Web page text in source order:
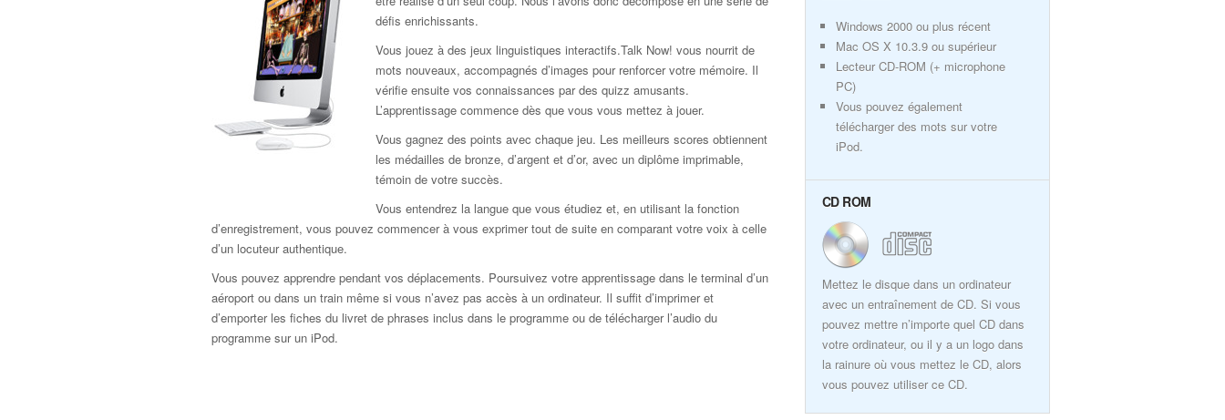
défis enrichissants.
Vous jouez à des jeux linguistiques interactifs.Talk Now! vous nourrit de
mots nouveaux, accompagnés d’images pour renforcer votre mémoire. Il
vérifie ensuite vos connaissances par des quizz amusants.
L’apprentissage commence dès que vous vous mettez à jouer.
Vous gagnez des points avec chaque jeu. Les meilleurs scores obtiennent
les médailles de bronze, d’argent et d’or, avec un diplôme imprimable,
témoin de votre succès.
Vous entendrez la langue que vous étudiez et, en utilisant la fonction
d’enregistrement, vous pouvez commencer à vous exprimer tout de suite en comparant votre voix à celle
d’un locuteur authentique.
Vous pouvez apprendre pendant vos déplacements. Poursuivez votre apprentissage dans le terminal d’un
aéroport ou dans un train même si vous n’avez pas accès à un ordinateur. Il suffit d’imprimer et
d’emporter les fiches du livret de phrases inclus dans le programme ou de télécharger l’audio du
programme sur un iPod.
Windows 2000 ou plus récent
Mac OS X 10.3.9 ou supérieur
Lecteur CD-ROM (+ microphone
PC)
Vous pouvez également
télécharger des mots sur votre
iPod.
CD ROM
Mettez le disque dans un ordinateur
avec un entraînement de CD. Si vous
pouvez mettre n’importe quel CD dans
votre ordinateur, ou il y a un logo dans
la rainure où vous mettez le CD, alors
vous pouvez utiliser ce CD.